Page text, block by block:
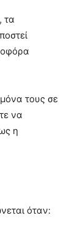
τα
τους σε
να
η
όταν: